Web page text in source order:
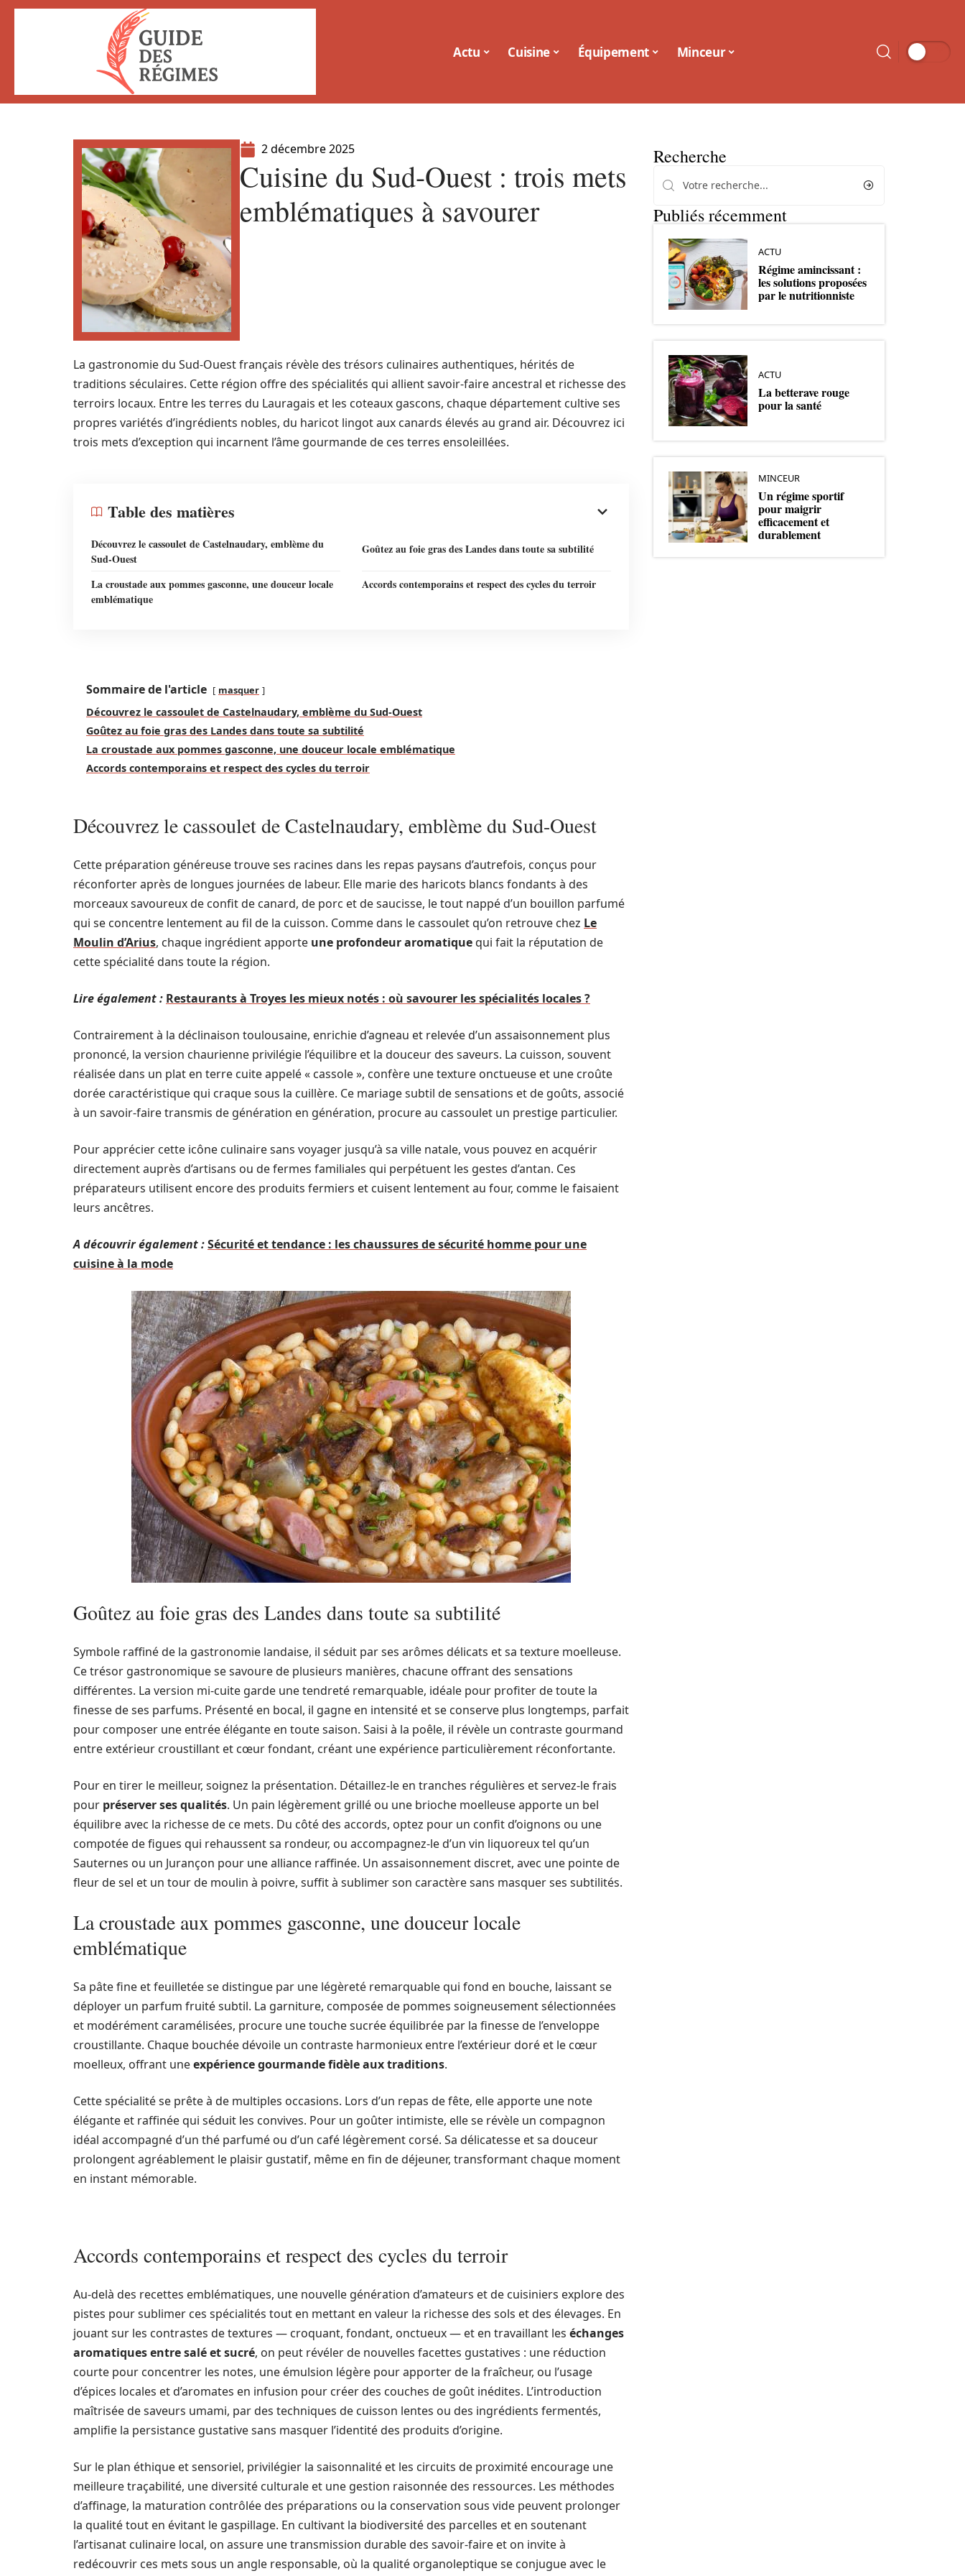
Actu Cuisine Équipement Minceur
2 décembre 2025
Cuisine du Sud-Ouest : trois mets
emblématiques à savourer
La gastronomie du Sud-Ouest français révèle des trésors culinaires authentiques, hérités de
traditions séculaires. Cette région offre des spécialités qui allient savoir-faire ancestral et richesse des
terroirs locaux. Entre les terres du Lauragais et les coteaux gascons, chaque département cultive ses
propres variétés d’ingrédients nobles, du haricot lingot aux canards élevés au grand air. Découvrez ici
trois mets d’exception qui incarnent l’âme gourmande de ces terres ensoleillées.
Table des matières
Découvrez le cassoulet de Castelnaudary, emblème du
Sud-Ouest
Goûtez au foie gras des Landes dans toute sa subtilité
La croustade aux pommes gasconne, une douceur locale
emblématique
Accords contemporains et respect des cycles du terroir
Sommaire de l'article masquer
Découvrez le cassoulet de Castelnaudary, emblème du Sud-Ouest
Goûtez au foie gras des Landes dans toute sa subtilité
La croustade aux pommes gasconne, une douceur locale emblématique
Accords contemporains et respect des cycles du terroir
Découvrez le cassoulet de Castelnaudary, emblème du Sud-Ouest
Cette préparation généreuse trouve ses racines dans les repas paysans d’autrefois, conçus pour
réconforter après de longues journées de labeur. Elle marie des haricots blancs fondants à des
morceaux savoureux de confit de canard, de porc et de saucisse, le tout nappé d’un bouillon parfumé
qui se concentre lentement au fil de la cuisson. Comme dans le cassoulet qu’on retrouve chez Le
Moulin d’Arius, chaque ingrédient apporte une profondeur aromatiquequi fait la réputation de
cette spécialité dans toute la région.
Lire également : Restaurants à Troyes les mieux notés : où savourer les spécialités locales ?
Contrairement à la déclinaison toulousaine, enrichie d’agneau et relevée d’un assaisonnement plus
prononcé, la version chaurienne privilégie l’équilibre et la douceur des saveurs. La cuisson, souvent
réalisée dans un plat en terre cuite appelé « cassole », confère une texture onctueuse et une croûte
dorée caractéristique qui craque sous la cuillère. Ce mariage subtil de sensations et de goûts, associé
à un savoir-faire transmis de génération en génération, procure au cassoulet un prestige particulier.
Pour apprécier cette icône culinaire sans voyager jusqu’à sa ville natale, vous pouvez en acquérir
directement auprès d’artisans ou de fermes familiales qui perpétuent les gestes d’antan. Ces
préparateurs utilisent encore des produits fermiers et cuisent lentement au four, comme le faisaient
leurs ancêtres.
A découvrir également :Sécurité et tendance : les chaussures de sécurité homme pour une
cuisine à la mode
Goûtez au foie gras des Landes dans toute sa subtilité
Symbole raffiné de la gastronomie landaise, il séduit par ses arômes délicats et sa texture moelleuse.
Ce trésor gastronomique se savoure de plusieurs manières, chacune offrant des sensations
différentes. La version mi-cuite garde une tendreté remarquable, idéale pour profiter de toute la
finesse de ses parfums. Présenté en bocal, il gagne en intensité et se conserve plus longtemps, parfait
pour composer une entrée élégante en toute saison. Saisi à la poêle, il révèle un contraste gourmand
entre extérieur croustillant et cœur fondant, créant une expérience particulièrement réconfortante.
Pour en tirer le meilleur, soignez la présentation. Détaillez-le en tranches régulières et servez-le frais
pour préserver ses qualités. Un pain légèrement grillé ou une brioche moelleuse apporte un bel
équilibre avec la richesse de ce mets. Du côté des accords, optez pour un confit d’oignons ou une
compotée de figues qui rehaussent sa rondeur, ou accompagnez-le d’un vin liquoreux tel qu’un
Sauternes ou un Jurançon pour une alliance raffinée. Un assaisonnement discret, avec une pointe de
fleur de sel et un tour de moulin à poivre, suffit à sublimer son caractère sans masquer ses subtilités.
La croustade aux pommes gasconne, une douceur locale
emblématique
Sa pâte fine et feuilletée se distingue par une légèreté remarquable qui fond en bouche, laissant se
déployer un parfum fruité subtil. La garniture, composée de pommes soigneusement sélectionnées
et modérément caramélisées, procure une touche sucrée équilibrée par la finesse de l’enveloppe
croustillante. Chaque bouchée dévoile un contraste harmonieux entre l’extérieur doré et le cœur
moelleux, offrant uneexpérience gourmande fidèle aux traditions.
Cette spécialité se prête à de multiples occasions. Lors d’un repas de fête, elle apporte une note
élégante et raffinée qui séduit les convives. Pour un goûter intimiste, elle se révèle un compagnon
idéal accompagné d’un thé parfumé ou d’un café légèrement corsé. Sa délicatesse et sa douceur
prolongent agréablement le plaisir gustatif, même en fin de déjeuner, transformant chaque moment
en instant mémorable.
Accords contemporains et respect des cycles du terroir
Au-delà des recettes emblématiques, une nouvelle génération d’amateurs et de cuisiniers explore des
pistes pour sublimer ces spécialités tout en mettant en valeur la richesse des sols et des élevages. En
jouant sur les contrastes de textures — croquant, fondant, onctueux — et en travaillant les échanges
aromatiques entre salé et sucré, on peut révéler de nouvelles facettes gustatives : une réduction
courte pour concentrer les notes, une émulsion légère pour apporter de la fraîcheur, ou l’usage
d’épices locales et d’aromates en infusion pour créer des couches de goût inédites. L’introduction
maîtrisée de saveurs umami, par des techniques de cuisson lentes ou des ingrédients fermentés,
amplifie la persistance gustative sans masquer l’identité des produits d’origine.
Sur le plan éthique et sensoriel, privilégier la saisonnalité et les circuits de proximité encourage une
meilleure traçabilité, une diversité culturale et une gestion raisonnée des ressources. Les méthodes
d’affinage, la maturation contrôlée des préparations ou la conservation sous vide peuvent prolonger
la qualité tout en évitant le gaspillage. En cultivant la biodiversité des parcelles et en soutenant
l’artisanat culinaire local, on assure une transmission durable des savoir-faire et on invite à
redécouvrir ces mets sous un angle responsable, où la qualité organoleptique se conjugue avec le
Recherche
Publiés récemment
ACTU
Régime amincissant :
les solutions proposées
par le nutritionniste
ACTU
La betterave rouge
pour la santé
MINCEUR
Un régime sportif
pour maigrir
efficacement et
durablement